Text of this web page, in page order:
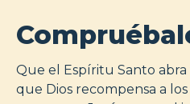
Que el Espíritu Santo abra
que Dios recompensa a